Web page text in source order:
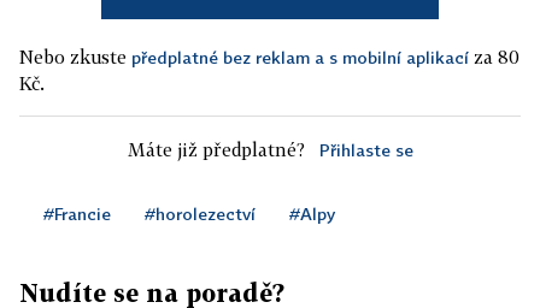
Nebo zkuste předplatné bez reklam a s mobilní aplikací za 80
Kč.
Máte již předplatné? Přihlaste se
#Francie #horolezectví #Alpy
Nudíte se na poradě?